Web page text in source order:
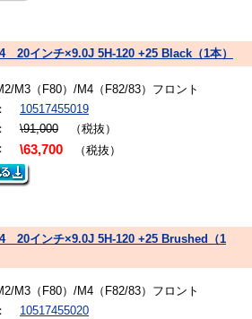
20インチ×9.0J 5H-120 +25 Black（1本）
M3（F80）/M4（F82/83）フロント
：
10517455019
： \91,000 （税抜）
： \63,700 （税抜）
20インチ×9.0J 5H-120 +25 Brushed（1
M3（F80）/M4（F82/83）フロント
：
10517455020